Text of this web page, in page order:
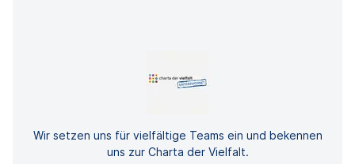
Wir setzen uns für vielfältige Teams ein und bekennen
uns zur Charta der Vielfalt.